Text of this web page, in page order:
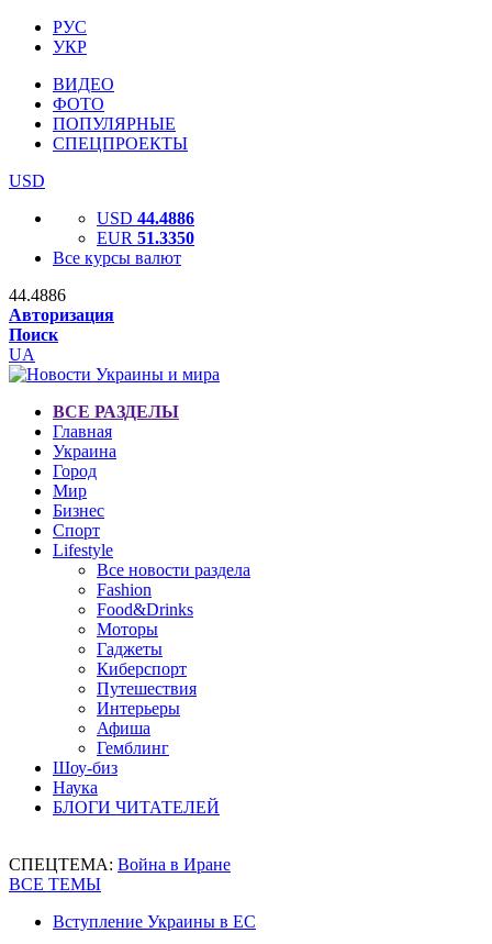
РУС
УКР
ВИДЕО
ФОТО
ПОПУЛЯРНЫЕ
СПЕЦПРОЕКТЫ
USD
USD 44.4886
EUR 51.3350
Все курсы валют
44.4886
Авторизация
Поиск
UA
ВСЕ РАЗДЕЛЫ
Главная
Украина
Город
Мир
Бизнес
Спорт
Lifestyle
Все новости раздела
Fashion
Food&Drinks
Моторы
Гаджеты
Киберспорт
Путешествия
Интерьеры
Афиша
Гемблинг
Шоу-биз
Наука
БЛОГИ ЧИТАТЕЛЕЙ
СПЕЦТЕМА: Война в Иране
ВСЕ ТЕМЫ
Вступление Украины в ЕС